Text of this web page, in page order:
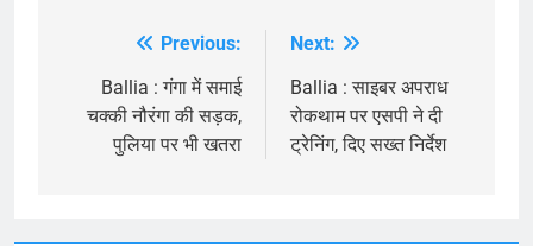
navigation
Previous:
Ballia : गंगा में समाई
चक्की नौरंगा की सड़क,
पुलिया पर भी खतरा
Next:
Ballia : साइबर अपराध
रोकथाम पर एसपी ने दी
ट्रेनिंग, दिए सख्त निर्देश